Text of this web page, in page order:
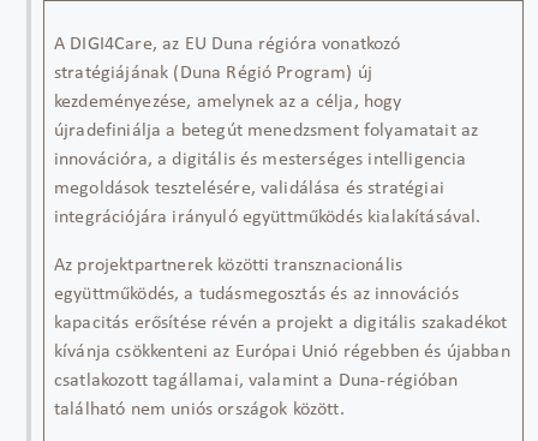
A DIGI4Care, az EU Duna régióra vonatkozó
stratégiájának (Duna Régió Program) új
kezdeményezése, amelynek az a célja, hogy
újradefiniálja a betegút menedzsment folyamatait az
innovációra, a digitális és mesterséges intelligencia
megoldások tesztelésére,validálása és stratégiai
integrációjára irányuló együttműködés kialakításával.
Az projektpartnerek közötti transznacionális
együttműködés, a tudásmegosztás és az innovációs
kapacitás erősítése révén a projekt a digitális szakadékot
kívánja csökkenteni az Európai Unió régebben és újabban
csatlakozott tagállamai, valamint a Duna-régióban
található nem uniós országok között.